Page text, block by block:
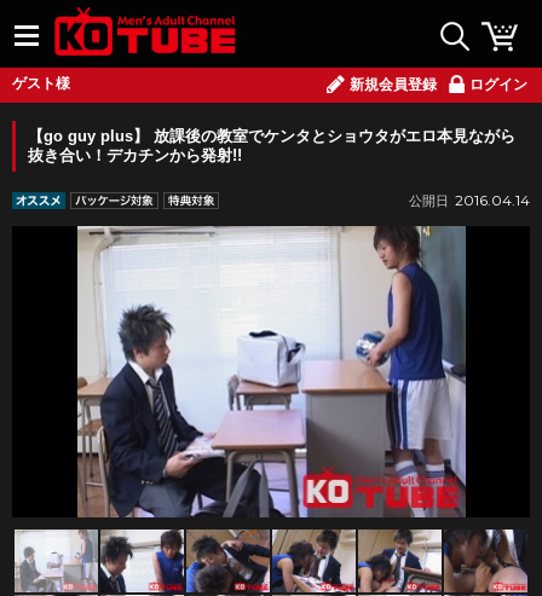
ゲスト様 新規会員登録 ログイン
【go guy plus】 放課後の教室でケンタとショウタがエロ本見ながら
抜き合い！デカチンから発射!!
2016.04.14